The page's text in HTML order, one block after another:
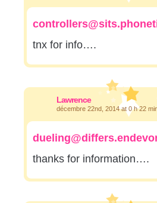
tnx for info….
Lawrence
décembre 22nd, 2014 at 0 h 22
thanks for information….